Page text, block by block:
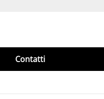
Contatti